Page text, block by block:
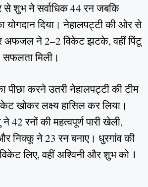
से शुभ ने सर्वाधिक 44 रन जबकि
योगदान दिया। नेहालपट्टी की ओर से
अफजल ने 2–2 विकेट झटके, वहीं पिंटू
मिली।
पीछा करने उतरी नेहालपट्टी की टीम
खोकर लक्ष्य हासिल कर लिया।
42 रनों की महत्वपूर्ण पारी खेली,
निक्कू ने 23 रन बनाए। धुरगांव की
लिए, वहीं अश्विनी और शुभ को 1–